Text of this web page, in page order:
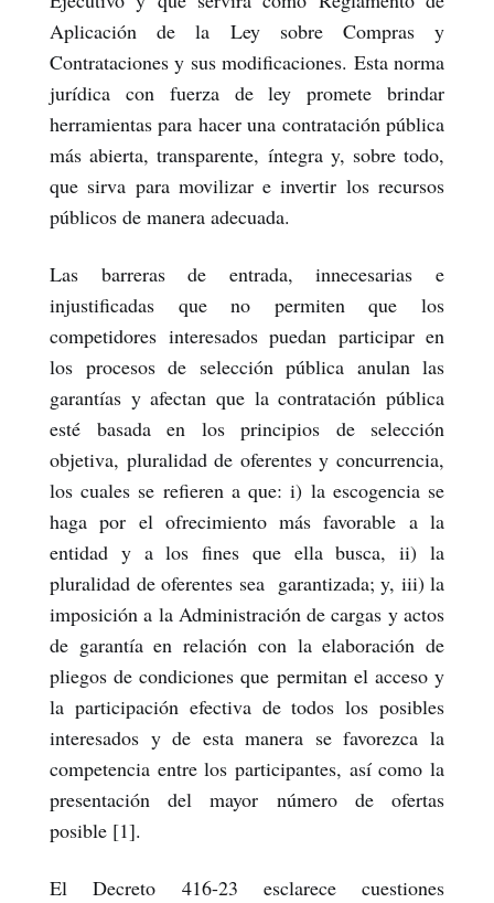
Aplicación de la Ley sobre Compras y
Contrataciones y sus modificaciones. Esta norma
jurídica con fuerza de ley promete brindar
herramientas para hacer una contratación pública
más abierta, transparente, íntegra y, sobre todo,
que sirva para movilizar e invertir los recursos
públicos de manera adecuada.
Las barreras de entrada, innecesarias e
injustificadas que no permiten que los
competidores interesados puedan participar en
los procesos de selección pública anulan las
garantías y afectan que la contratación pública
esté basada en los principios de selección
objetiva, pluralidad de oferentes y concurrencia,
los cuales se refieren a que: i) la escogencia se
haga por el ofrecimiento más favorable a la
entidad y a los fines que ella busca, ii) la
pluralidad de oferentes sea garantizada; y, iii) la
imposición a la Administración de cargas y actos
de garantía en relación con la elaboración de
pliegos de condiciones que permitan el acceso y
la participación efectiva de todos los posibles
interesados y de esta manera se favorezca la
competencia entre los participantes, así como la
presentación del mayor número de ofertas
posible [1].
El Decreto 416-23 esclarece cuestiones